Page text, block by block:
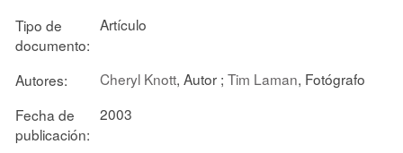
Tipo de
documento:
Artículo
Autores: Cheryl Knott, Autor ; Tim Laman, Fotógrafo
Fecha de
publicación:
2003